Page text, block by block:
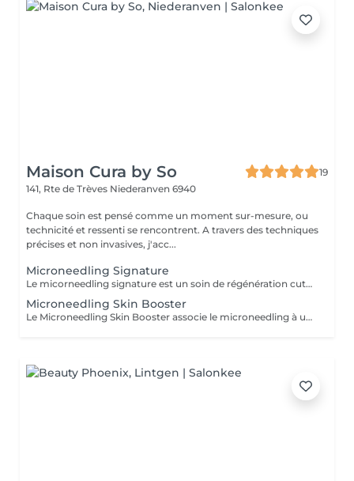
Maison Cura by So
19
141, Rte de Trèves Niederanven 6940
Chaque soin est pensé comme un moment sur-mesure, ou
technicité et ressenti se rencontrent. A travers des techniques
précises et non invasives, j'acc...
Microneedling Signature
Le micorneedling signature est un soin de régénération cutanée entièrement personnalisé. Après une analyse de votre peau, je sélectionne le protocole MG Collection (gamme Dermapen) le plus adapté à vos besoins afin de cibler efficacement les imperfections : manque d'éclat, ridules, pores dilatés, cicatrices d'acné, taches pigmentaires ou déshydratation. Le traitement est complété par un masque apaisant professionnel et une séance de LED pour favoriser la récupération cutanée, optimiser les résultats et réduire le temps de récupération. Ce soin est idéal pour : - Améliorer la qualité de la peau - Atténuer les taches pigmentaires - Redonner de l'éclat au teint - Atténuer les ridules - Resserrer les pores - Réduire les cicatrices d'acné et les imperfections
Microneedling Skin Booster
Le Microneedling Skin Booster associe le microneedling à un peeling biorevitalisant afin de stimuler intensément le renouvellement cutané sans éviction sociale. Cette combinaison permet d'améliorer la fermeté, la texture et l'éclat de la peau tout en atténuant les signes du vieillisement, les irrégularités pigmentaires et les cicatrices superficielles. Le soin est finalisé par un masque professionnel et une séance de LED afin d'apaiser la peau, soutenir sa régénération et optimiser les résultats. Idéal pour : - Peaux en manque de fermeté - Rides et ridules - Taches pigmentaires - Cicatrices d'acné - Teint terne - Prévention du vieillissement cutané